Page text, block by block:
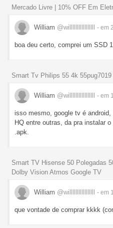
Mercado Livre | 10% OFF Em
William @willlllllllllllllll - em
boa deu certo, comprei um SSD
Smart Tv Philips 55 4k
William @willlllllllllllllll - em
isso mesmo, google tv é
HQ entre outras, da pra instalar
.apk.
Smart TV Hisense 50 Polegadas
Dolby Vision Atmos Google TV
William @willlllllllllllllll - em
que vontade de comprar kkkk